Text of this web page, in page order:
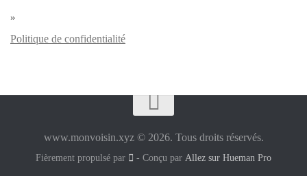
»
Politique de confidentialité
www.monvoisin.xyz © 2026. Tous droits réservés.
Fièrement propulsé par - Conçu par Allez sur Hueman Pro